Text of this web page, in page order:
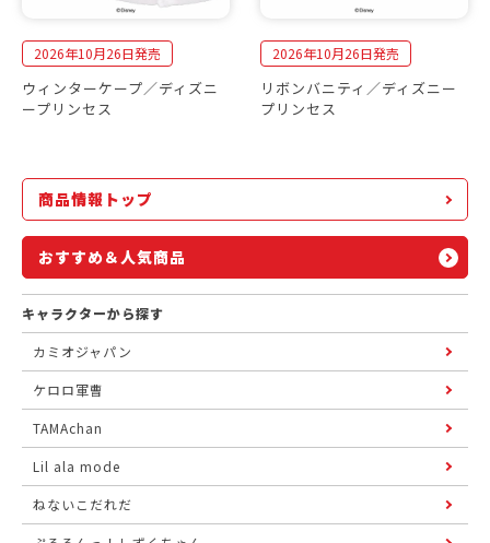
2026年10月26日発売
ウィンターケープ／ディズニ
ープリンセス
2026年10月26日発売
リボンバニティ／ディズニー
プリンセス
商品情報トップ
おすすめ＆人気商品
キャラクターから探す
カミオジャパン
ケロロ軍曹
TAMAchan
Lil ala mode
ねないこだれだ